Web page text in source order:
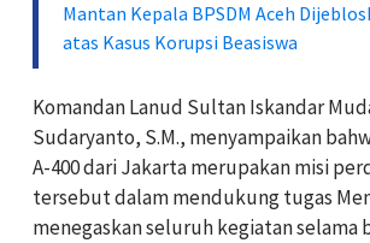
Mantan Kepala BPSDM Aceh
atas Kasus Korupsi Beasiswa
Komandan Lanud Sultan Iskandar
Sudaryanto, S.M., menyampaikan
A-400 dari Jakarta merupakan misi
tersebut dalam mendukung tugas
menegaskan seluruh kegiatan selama